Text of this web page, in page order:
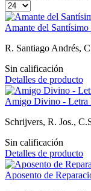
Amante del
R. Santiago Andrés,
Sin calificación
Detalles de producto
Amigo Divino - Letra
Schrijvers, R. Jos.,
Sin calificación
Detalles de producto
Aposento de